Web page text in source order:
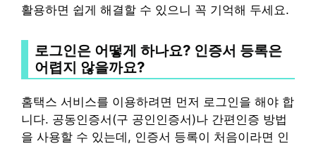
활용하면 쉽게 해결할 수 있으니 꼭 기억해 두세요.
로그인은 어떻게 하나요? 인증서 등록은
어렵지 않을까요?
홈택스 서비스를 이용하려면 먼저 로그인을 해야 합
니다. 공동인증서(구 공인인증서)나 간편인증 방법
을 사용할 수 있는데, 인증서 등록이 처음이라면 인